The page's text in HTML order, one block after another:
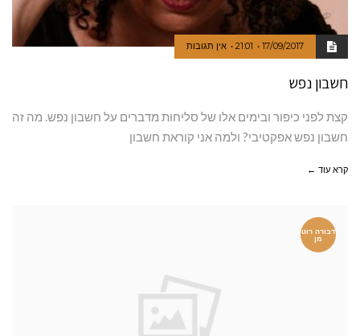
17/09/2017
21:01 אין תגובות
חשבון נפש
קצת לפני כיפור ובימים אלו של סליחות מדברים על חשבון נפש. מה זה
חשבון נפש אפקטיבי? ולמה אני קוראת חשבון
קרא עוד ←
דבורה רוט
מן